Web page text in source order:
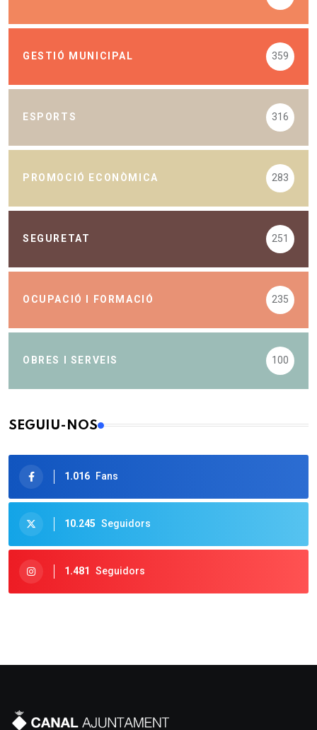
GESTIÓ MUNICIPAL 359
ESPORTS 316
PROMOCIÓ ECONÒMICA 283
SEGURETAT 251
OCUPACIÓ I FORMACIÓ 235
OBRES I SERVEIS 100
SEGUIU-NOS
1.016 Fans
10.245 Seguidors
1.481 Seguidors